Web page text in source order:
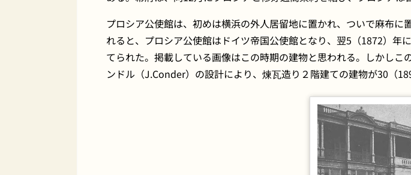
プロシア公使館は、初めは横浜の外人居留地に置かれ、ついで麻布
れると、プロシア公使館はドイツ帝国公使館となり、翌5（1872）
てられた。掲載している画像はこの時期の建物と思われる。しかし
ンドル（J.Conder）の設計により、煉瓦造り２階建ての建物が30（